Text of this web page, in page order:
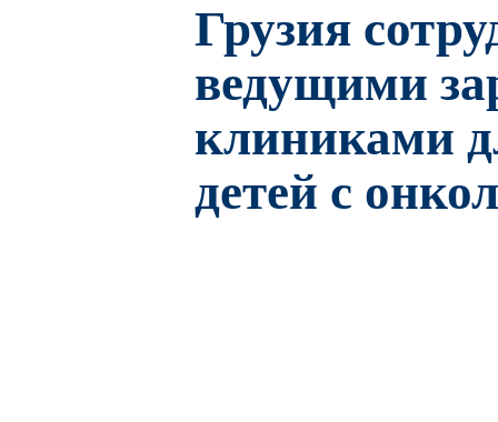
Грузия
ведущими
клиниками
детей с